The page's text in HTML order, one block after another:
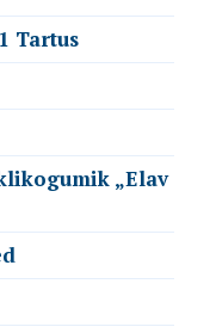
Tartus
„Elav